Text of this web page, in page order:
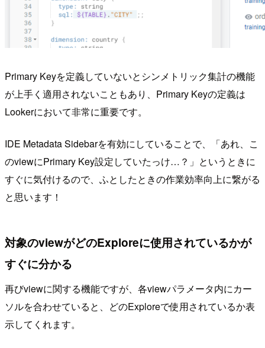
Primary Keyを定義していないとシンメトリック集計の機能
が上手く適用されないこともあり、Primary Keyの定義は
Lookerにおいて非常に重要です。
IDE Metadata Sidebarを有効にしていることで、「あれ、こ
のviewにPrimary Key設定していたっけ…？」というときに
すぐに気付けるので、ふとしたときの作業効率向上に繋がる
と思います！
対象のviewがどのExploreに使用されているかが
すぐに分かる
再びviewに関する機能ですが、各viewパラメータ内にカー
ソルを合わせていると、どのExploreで使用されているか表
示してくれます。